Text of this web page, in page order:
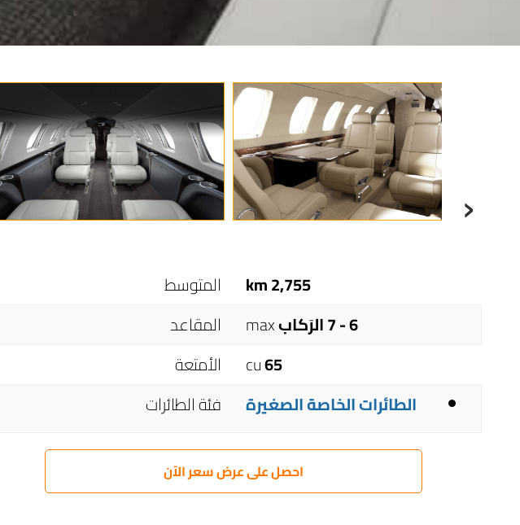
›
المتوسط
2,755 km
المقاعد
6 - 7 الرَكاب
max
الأمتعة
65
cu
فئة الطائرات
الطائرات الخاصة الصغيرة
احصل على عرض سعر الآن